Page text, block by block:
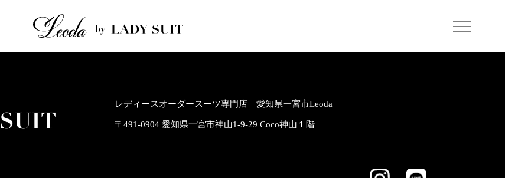
レディースオーダースーツ専門店｜愛知県一宮市Leoda
〒491-0904 愛知県一宮市神山1-9-29 Coco神山１階